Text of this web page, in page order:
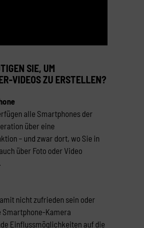
SIE, UM
VIDEOS ZU ERSTELLEN?
alle Smartphones der
über eine
– und zwar dort, wo Sie in
über Foto oder Video
nicht zufrieden sein oder
Smartphone-Kamera
Einflussmöglichkeiten auf die